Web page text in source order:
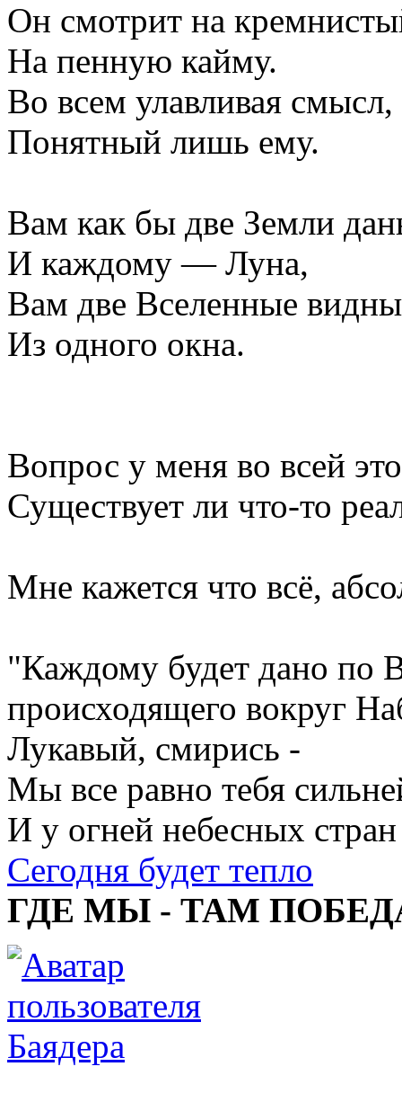
Он смотрит на
На пенную кайму.
Во всем улавливая смысл,
Понятный лишь ему.
Вам как бы две Земли
И каждому — Луна,
Вам две Вселенные видны
Из одного окна.
Вопрос у меня во всей
Существует ли что-то
Мне кажется что всё,
"Каждому будет дано по
происходящего вокруг
Лукавый, смирись -
Мы все равно тебя
И у огней небесных стран
Сегодня будет тепло
ГДЕ МЫ - ТАМ
Баядера